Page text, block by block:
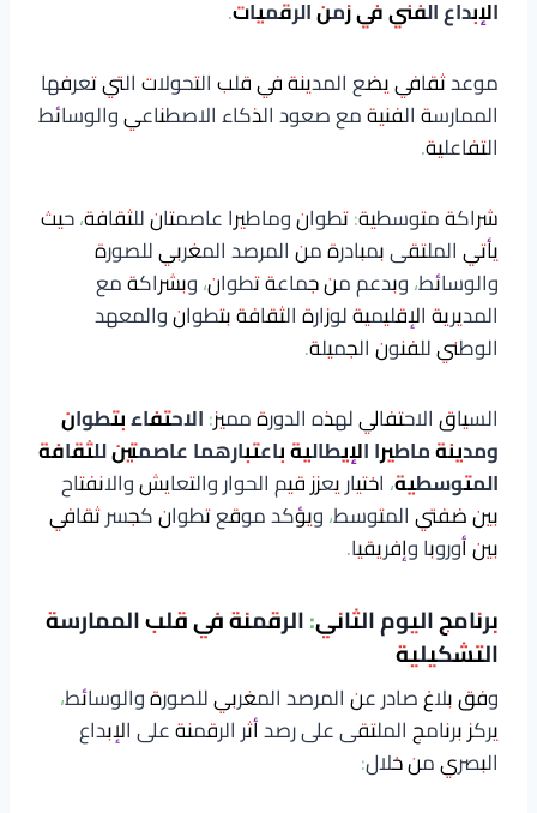
الإبداع الفني في زمن الرقميات.
موعد ثقافي يضع المدينة في قلب التحولات التي تعرفها
الممارسة الفنية مع صعود الذكاء الاصطناعي والوسائط
التفاعلية.
شراكة متوسطية: تطوان وماطيرا عاصمتان للثقافة، حيث
يأتي الملتقى بمبادرة من المرصد المغربي للصورة
والوسائط، وبدعم من جماعة تطوان، وبشراكة مع
المديرية الإقليمية لوزارة الثقافة بتطوان والمعهد
الوطني للفنون الجميلة.
السياق الاحتفالي لهذه الدورة مميز:الاحتفاء بتطوان
ومدينة ماطيرا الإيطالية باعتبارهما عاصمتين للثقافة
المتوسطية، اختيار يعزز قيم الحوار والتعايش والانفتاح
بين ضفتي المتوسط، ويؤكد موقع تطوان كجسر ثقافي
بين أوروبا وإفريقيا.
برنامج اليوم الثاني: الرقمنة في قلب الممارسة
التشكيلية
وفق بلاغ صادر عن المرصد المغربي للصورة والوسائط،
يركز برنامج الملتقى على رصد أثر الرقمنة على الإبداع
البصري من خلال: